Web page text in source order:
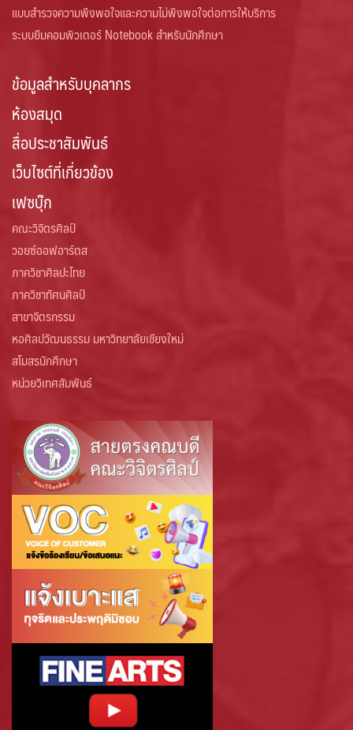
แบบสำรวจความพึงพอใจและความไม่พึงพอใจต่อการให้บริการ
ระบบยืมคอมพิวเตอร์ Notebook สำหรับนักศึกษา
ข้อมูลสำหรับบุคลากร
ห้องสมุด
สื่อประชาสัมพันธ์
เว็บไซต์ที่เกี่ยวข้อง
เฟซบุ๊ก
คณะวิจิตรศิลป์
วอยซ์ออฟอาร์ตส
ภาควิชาศิลปะไทย
ภาควิชาทัศนศิลป์
สาขาจิตรกรรม
หอศิลปวัฒนธรรม มหาวิทยาลัยเชียงใหม่
สโมสรนักศึกษา
หน่วยวิเทศสัมพันธ์